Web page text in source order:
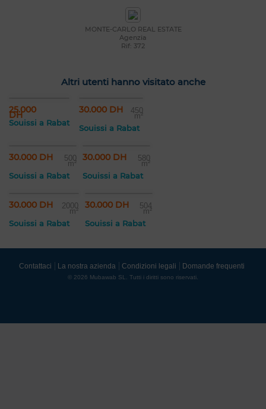
MONTE-CARLO REAL ESTATE
Agenzia
Rif: 372
Altri utenti hanno visitato anche
25.000
DH
Souissi a Rabat
30.000 DH 450
m²
Souissi a Rabat
30.000 DH 500
m²
Souissi a Rabat
30.000 DH 580
m²
Souissi a Rabat
30.000 DH 2000
m²
Souissi a Rabat
30.000 DH 504
m²
Souissi a Rabat
Contattaci La nostra azienda Condizioni legali Domande frequenti
© 2026 Mubawab SL. Tutti i diritti sono riservati.